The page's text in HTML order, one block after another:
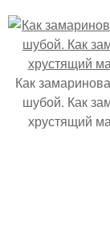
Как
шубой. Как
хрустящий